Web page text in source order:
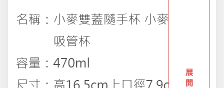
畢業狂歡季
開學季用品
防疫旅遊
展
開